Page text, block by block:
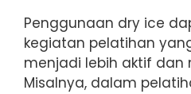
Penggunaan dry ice
kegiatan pelatihan
menjadi lebih aktif dan
Misalnya, dalam